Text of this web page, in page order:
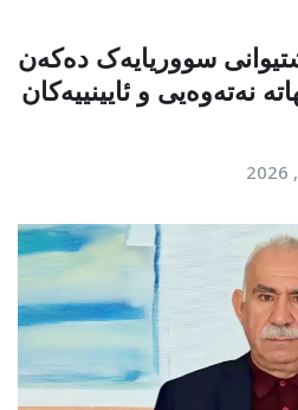
سووریایەک دەکەن
نەتەوەیی و ئایینییەکان